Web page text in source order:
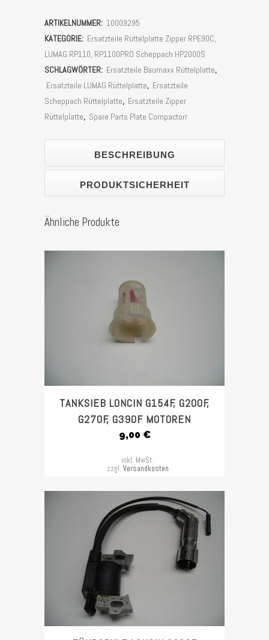
RPE90C,
Lumag
RP110,
RP1100PRO,
Scheppach
HP2000S
ARTIKELNUMMER: 10009295
KATEGORIE: Ersatzteile Rüttelplatte Zipper RPE90C,
LUMAG RP110, RP1100PRO Scheppach HP2000S
SCHLAGWÖRTER: Ersatzteile Baumaxx Rüttelplatte,
Ersatzteile LUMAG Rüttelplatte, Ersatzteile
Scheppach Rüttelplatte, Ersatzteile Zipper
Rüttelplatte, Spare Parts Plate Compactorr
BESCHREIBUNG
PRODUKTSICHERHEIT
Ähnliche Produkte
TANKSIEB LONCIN G154F, G200F,
G270F, G390F MOTOREN
9,00 €
inkl. MwSt.
zzgl. Versandkosten